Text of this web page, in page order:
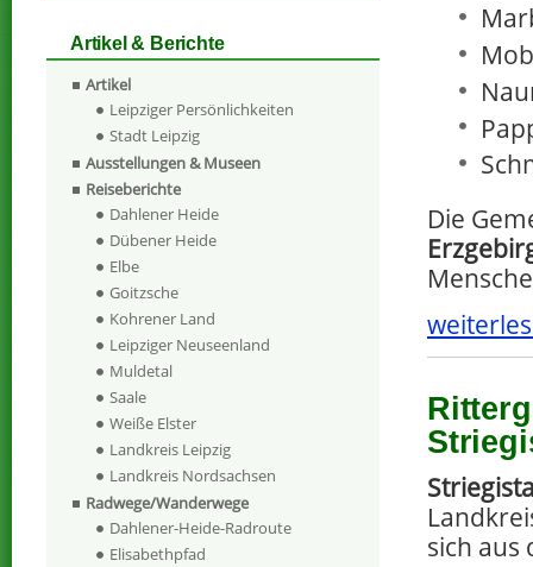
Die
sich aus
Artikel & Berichte
Artikel
Leipziger Persönlichkeiten
Stadt Leipzig
Ausstellungen & Museen
Reiseberichte
Dahlener Heide
Dübener Heide
Elbe
Goitzsche
Kohrener Land
Leipziger Neuseenland
Muldetal
Saale
Weiße Elster
Landkreis Leipzig
Landkreis Nordsachsen
Radwege/Wanderwege
Dahlener-Heide-Radroute
Elisabethpfad